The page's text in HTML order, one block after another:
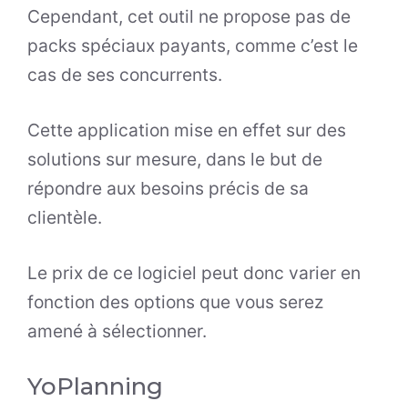
Cependant, cet outil ne propose pas de
packs spéciaux payants, comme c’est le
cas de ses concurrents.
Cette application mise en effet sur des
solutions sur mesure, dans le but de
répondre aux besoins précis de sa
clientèle.
Le prix de ce logiciel peut donc varier en
fonction des options que vous serez
amené à sélectionner.
YoPlanning